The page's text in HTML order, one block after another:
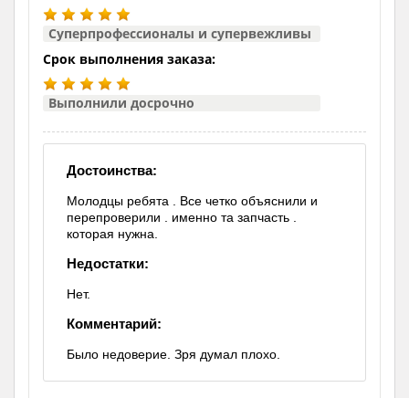
Суперпрофессионалы и супервежливы
Срок выполнения заказа:
Выполнили досрочно
Достоинства:
Молодцы ребята . Все четко объяснили и
перепроверили . именно та запчасть .
которая нужна.
Недостатки:
Нет.
Комментарий:
Было недоверие. Зря думал плохо.